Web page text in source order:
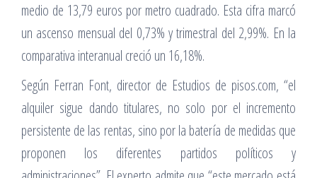
medio de 13,79 euros por metro cuadrado. Esta cifra marcó
un ascenso mensual del 0,73% y trimestral del 2,99%. En la
comparativa interanual creció un 16,18%.
Según Ferran Font, director de Estudios de pisos.com, “el
alquiler sigue dando titulares, no solo por el incremento
persistente de las rentas, sino por la batería de medidas que
proponen los diferentes partidos políticos y